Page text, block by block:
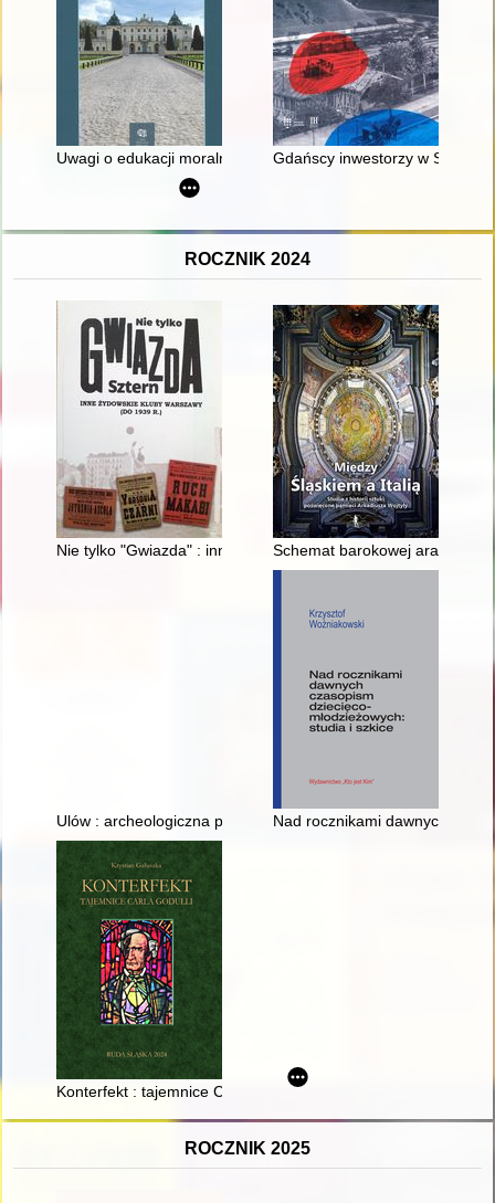
Uwagi o edukacji moralnej synów szlacheckich w XVI-
Gdańscy inwestorzy w
ROCZNIK 2024
Nie tylko "Gwiazda" : inne żydowskie kluby Warszawy (do
Schemat barokowej aranżacji
Ulów : archeologiczna perła Roztocza : wielokulturowy
Nad rocznikami dawnych
Konterfekt : tajemnice Carla Goduli
ROCZNIK 2025